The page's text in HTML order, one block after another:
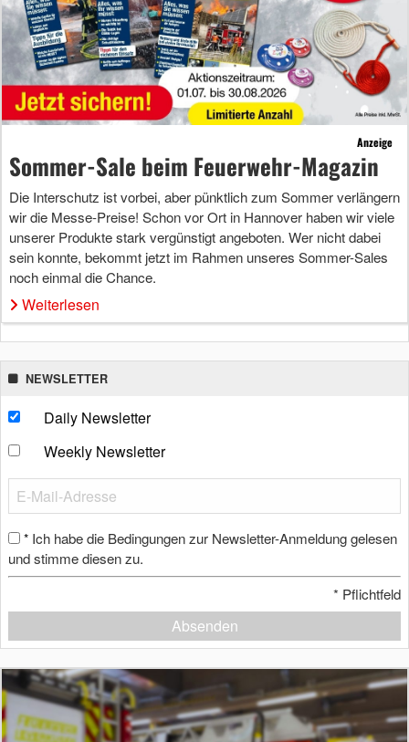
Anzeige
Sommer-Sale beim Feuerwehr-Magazin
Die Interschutz ist vorbei, aber pünktlich zum Sommer verlängern
wir die Messe-Preise! Schon vor Ort in Hannover haben wir viele
unserer Produkte stark vergünstigt angeboten. Wer nicht dabei
sein konnte, bekommt jetzt im Rahmen unseres Sommer-Sales
noch einmal die Chance.
Weiterlesen
NEWSLETTER
Daily Newsletter
Weekly Newsletter
* Ich habe die Bedingungen zur Newsletter-Anmeldung gelesen
und stimme diesen zu.
* Pflichtfeld
Absenden